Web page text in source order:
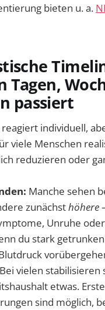
bieten u. a.
Tagen,
passiert
individuell,
viele Menschen
reduzieren oder
Manche sehen
zunächsthöhere
Unruhe
du stark
Bei vielen stabilisieren
etwas.
sind möglich,